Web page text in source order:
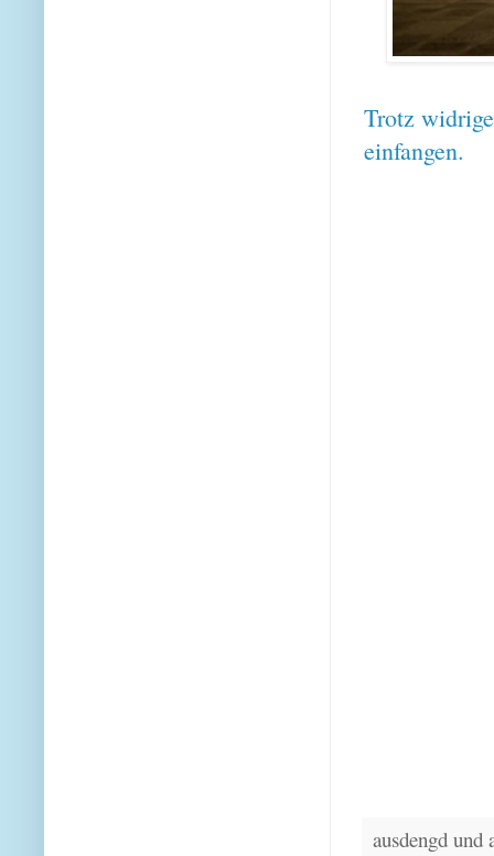
Trotz
einfangen.
ausdengd